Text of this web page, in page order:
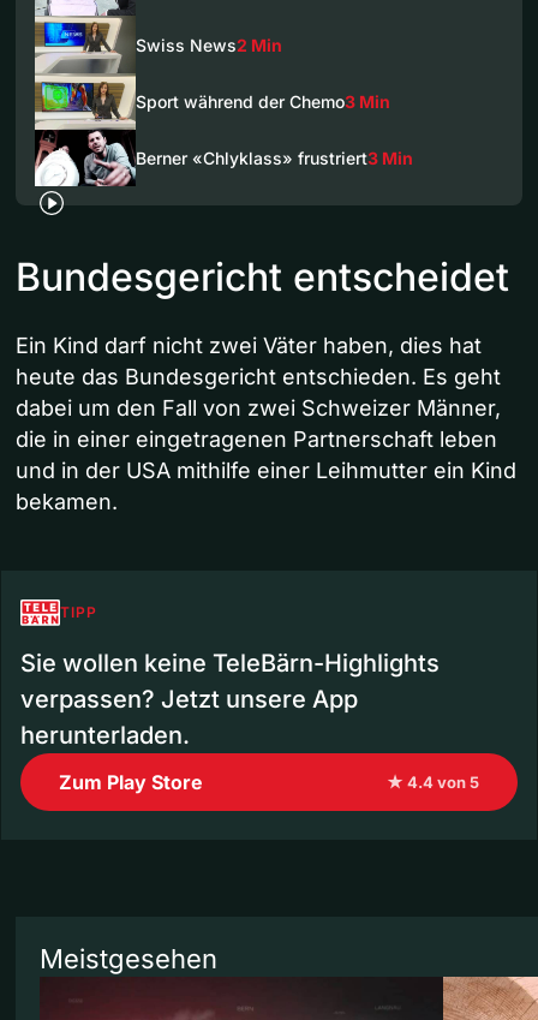
Swiss News2 Min
Sport während der Chemo3 Min
Berner «Chlyklass» frustriert3 Min
Bundesgericht entscheidet
Ein Kind darf nicht zwei Väter haben, dies hat
heute das Bundesgericht entschieden. Es geht
dabei um den Fall von zwei Schweizer Männer,
die in einer eingetragenen Partnerschaft leben
und in der USA mithilfe einer Leihmutter ein Kind
bekamen.
TIPP
Sie wollen keine TeleBärn-Highlights
verpassen? Jetzt unsere App
herunterladen.
Zum Play Store ★ 4.4 von 5
Meistgesehen